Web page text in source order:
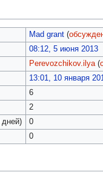
Mad grant (
08:12, 5 июня 2013
Perevozchikov.ilya (
13:01, 10 января
6
2
дней)
0
0